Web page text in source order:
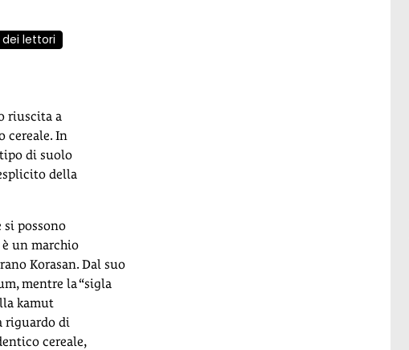
dei lettori
riuscita a
cereale. In
di suolo
della
possono
un marchio
Korasan. Dal suo
mentre la “sigla
kamut
riguardo di
cereale,